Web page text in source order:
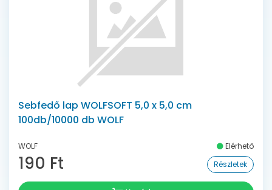
Sebfedő lap WOLFSOFT 5,0 x 5,0 cm
100db/10000 db WOLF
WOLF Elérhető
190 Ft Részletek